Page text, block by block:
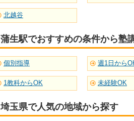
北越谷
蒲生駅でおすすめの条件から塾
個別指導 週1日から
1教科からOK 未経験OK
埼玉県で人気の地域から探す